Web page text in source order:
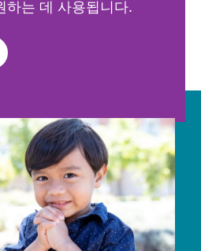
하는 데 사용됩니다.